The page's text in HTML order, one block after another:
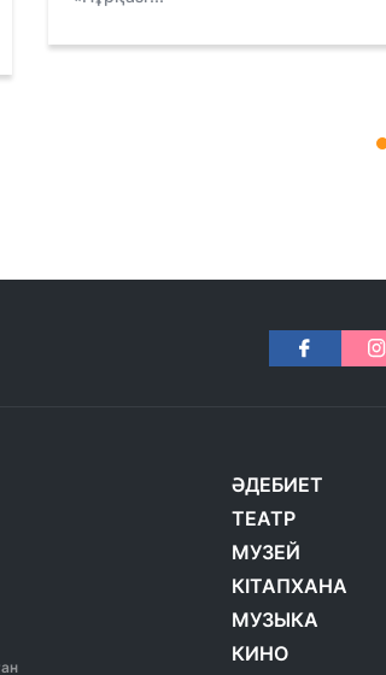
ӘДЕБИЕТ
ТЕАТР
МУЗЕЙ
КІТАПХАНА
МУЗЫКА
КИНО